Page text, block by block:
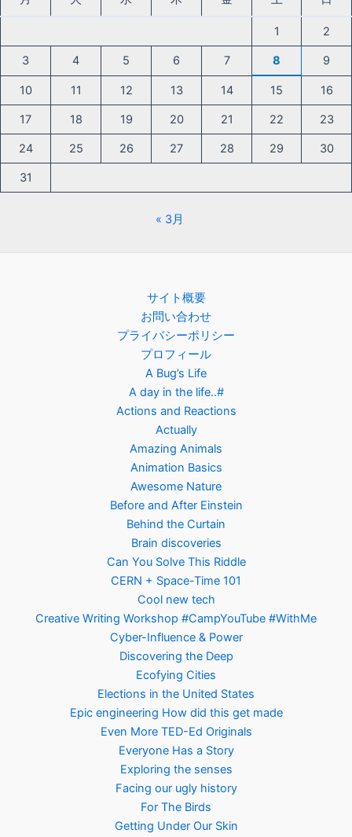
1 2
3 4 5 6 7 8 9
10 11 12 13 14 15 16
17 18 19 20 21 22 23
24 25 26 27 28 29 30
31
« 3月
サイト概要
お問い合わせ
プライバシーポリシー
プロフィール
A Bug’s Life
A day in the life..#
Actions and Reactions
Actually
Amazing Animals
Animation Basics
Awesome Nature
Before and After Einstein
Behind the Curtain
Brain discoveries
Can You Solve This Riddle
CERN + Space-Time 101
Cool new tech
Creative Writing Workshop #CampYouTube #WithMe
Cyber-Influence & Power
Discovering the Deep
Ecofying Cities
Elections in the United States
Epic engineering How did this get made
Even More TED-Ed Originals
Everyone Has a Story
Exploring the senses
Facing our ugly history
For The Birds
Getting Under Our Skin